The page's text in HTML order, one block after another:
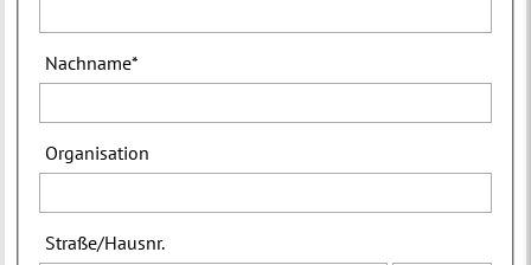
Nachname*
Organisation
Straße/Hausnr.